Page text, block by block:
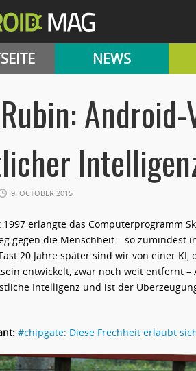
NEWS
9. OCTOBER 2015
1997 erlangte das Computerprogramm
gegen die Menschheit – so zumindest
20 Jahre später sind wir von einer
entwickelt, zwar noch weit entfernt
Intelligenz und ist der
#chipgate: Diese Frechheit erlaubt